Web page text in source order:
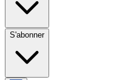
S'abonner